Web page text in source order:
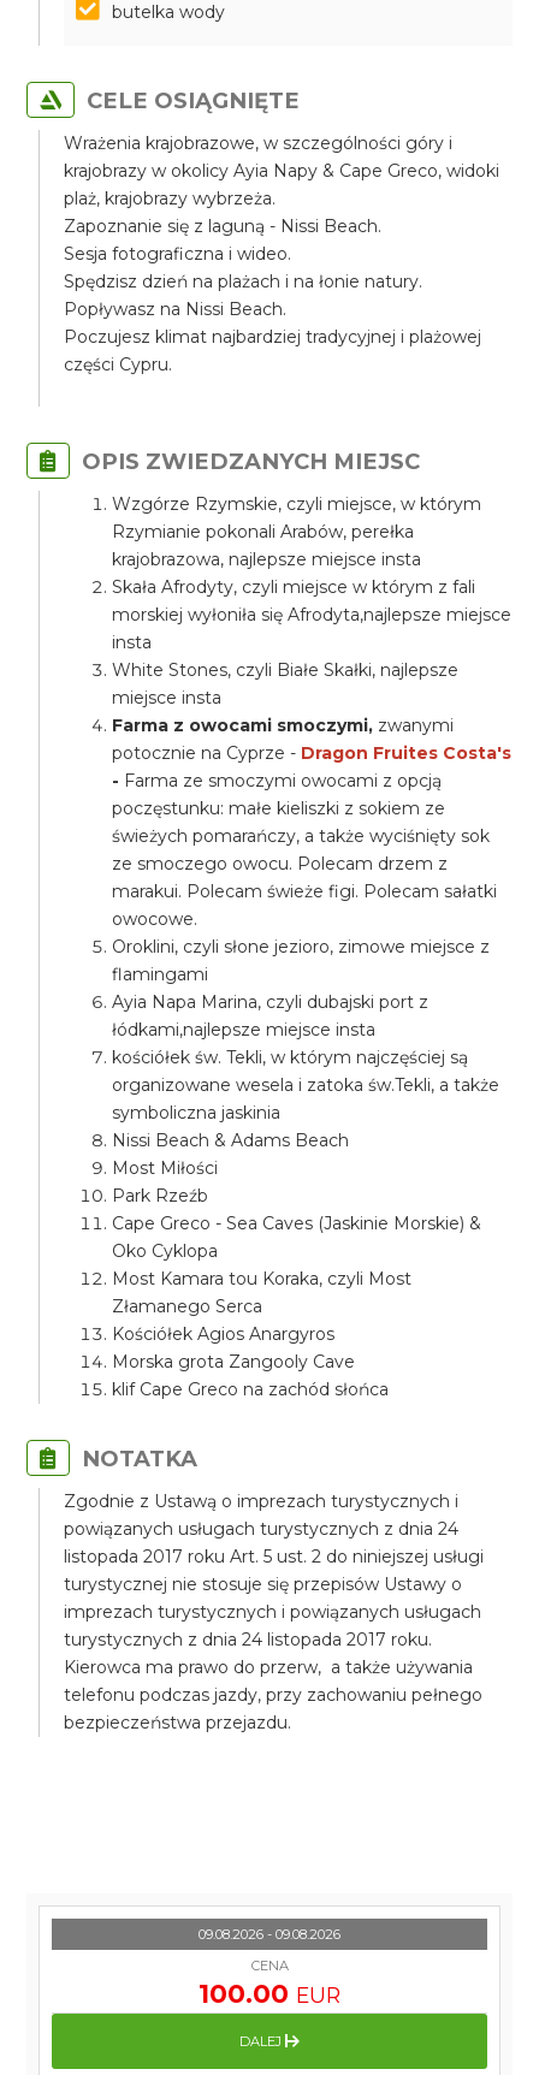
butelka wody
CELE OSIĄGNIĘTE
Wrażenia krajobrazowe, w szczególności góry i
krajobrazy w okolicy Ayia Napy & Cape Greco, widoki
plaż, krajobrazy wybrzeża.
Zapoznanie się z laguną - Nissi Beach.
Sesja fotograficzna i wideo.
Spędzisz dzień na plażach i na łonie natury.
Popływasz na Nissi Beach.
Poczujesz klimat najbardziej tradycyjnej i plażowej
części Cypru.
OPIS ZWIEDZANYCH MIEJSC
Wzgórze Rzymskie, czyli miejsce, w którym
Rzymianie pokonali Arabów, perełka
krajobrazowa, najlepsze miejsce insta
Skała Afrodyty, czyli miejsce w którym z fali
morskiej wyłoniła się Afrodyta,najlepsze miejsce
insta
White Stones, czyli Białe Skałki, najlepsze
miejsce insta
Farma z owocami smoczymi, zwanymi
potocznie na Cyprze - Dragon Fruites Costa's
- Farma ze smoczymi owocami z opcją
poczęstunku: małe kieliszki z sokiem ze
świeżych pomarańczy, a także wyciśnięty sok
ze smoczego owocu. Polecam drzem z
marakui. Polecam świeże figi. Polecam sałatki
owocowe.
Oroklini, czyli słone jezioro, zimowe miejsce z
flamingami
Ayia Napa Marina, czyli dubajski port z
łódkami,najlepsze miejsce insta
kościółek św. Tekli, w którym najczęściej są
organizowane wesela i zatoka św.Tekli, a także
symboliczna jaskinia
Nissi Beach & Adams Beach
Most Miłości
Park Rzeźb
Cape Greco - Sea Caves (Jaskinie Morskie) &
Oko Cyklopa
Most Kamara tou Koraka, czyli Most
Złamanego Serca
Kościółek Agios Anargyros
Morska grota Zangooly Cave
klif Cape Greco na zachód słońca
NOTATKA
Zgodnie z Ustawą o imprezach turystycznych i
powiązanych usługach turystycznych z dnia 24
listopada 2017 roku Art. 5 ust. 2 do niniejszej usługi
turystycznej nie stosuje się przepisów Ustawy o
imprezach turystycznych i powiązanych usługach
turystycznych z dnia 24 listopada 2017 roku.
Kierowca ma prawo do przerw, a także używania
telefonu podczas jazdy, przy zachowaniu pełnego
bezpieczeństwa przejazdu.
09.08.2026 - 09.08.2026
CENA
100.00 EUR
DALEJ